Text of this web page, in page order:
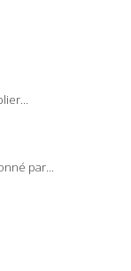
par...